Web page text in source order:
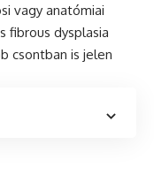
vagy anatómiai
fibrous dysplasia
csontban is jelen